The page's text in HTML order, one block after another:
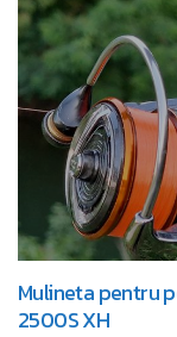
Mulineta pentru
2500S XH